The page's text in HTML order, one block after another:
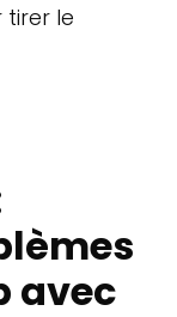
tirer le
avec